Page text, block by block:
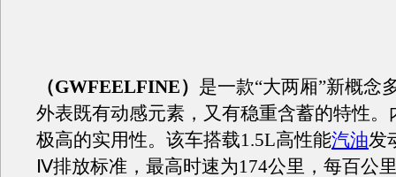
（GWFEELFINE） 是一款“大两厢”新概念
外表既有动感元素，又有稳重含蓄的特性。
极高的实用性。该车搭载1.5L高性能汽油发
Ⅳ排放标准，最高时速为174公里，每百公